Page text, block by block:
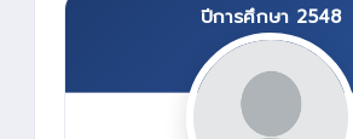
ปีการศึกษา 2548